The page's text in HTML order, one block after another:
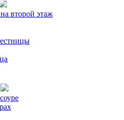
второй этаж